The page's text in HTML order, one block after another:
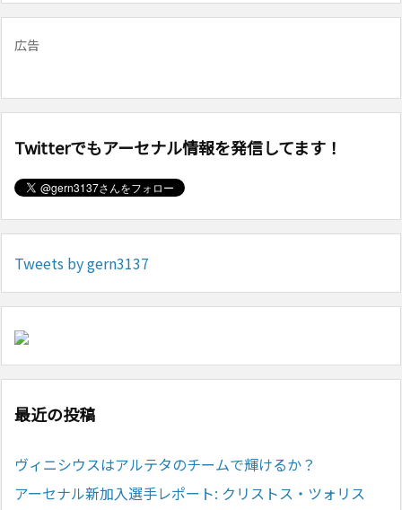
広告
Twitterでもアーセナル情報を発信してます！
Tweets by gern3137
最近の投稿
ヴィニシウスはアルテタのチームで輝けるか？
アーセナル新加入選手レポート: クリストス・ツォリス